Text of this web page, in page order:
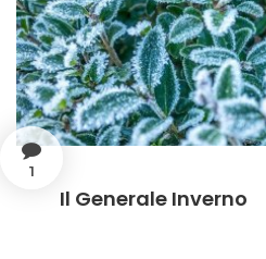
1
Il Generale Inverno